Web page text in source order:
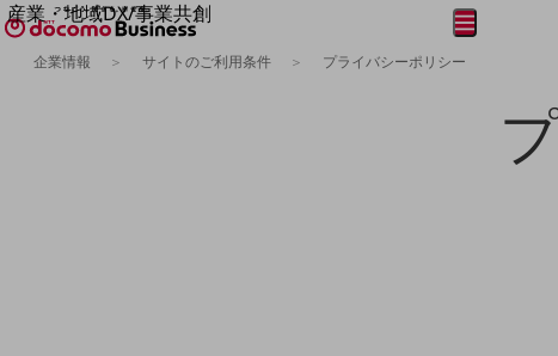
産業・地域DX/事業共創
OPEN HUB for Plural Futures
メニュー
開く
企業情報 サイトのご利用条件 プライバシーポリシー